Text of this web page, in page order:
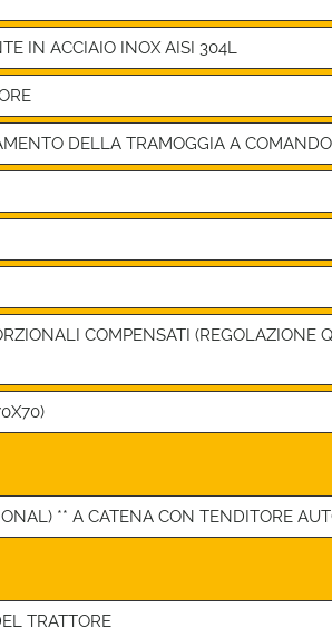
IN ACCIAIO INOX AISI 304L
DELLA TRAMOGGIA A
COMPENSATI (REGOLAZIONE
** A CATENA CON TENDITORE
TRATTORE